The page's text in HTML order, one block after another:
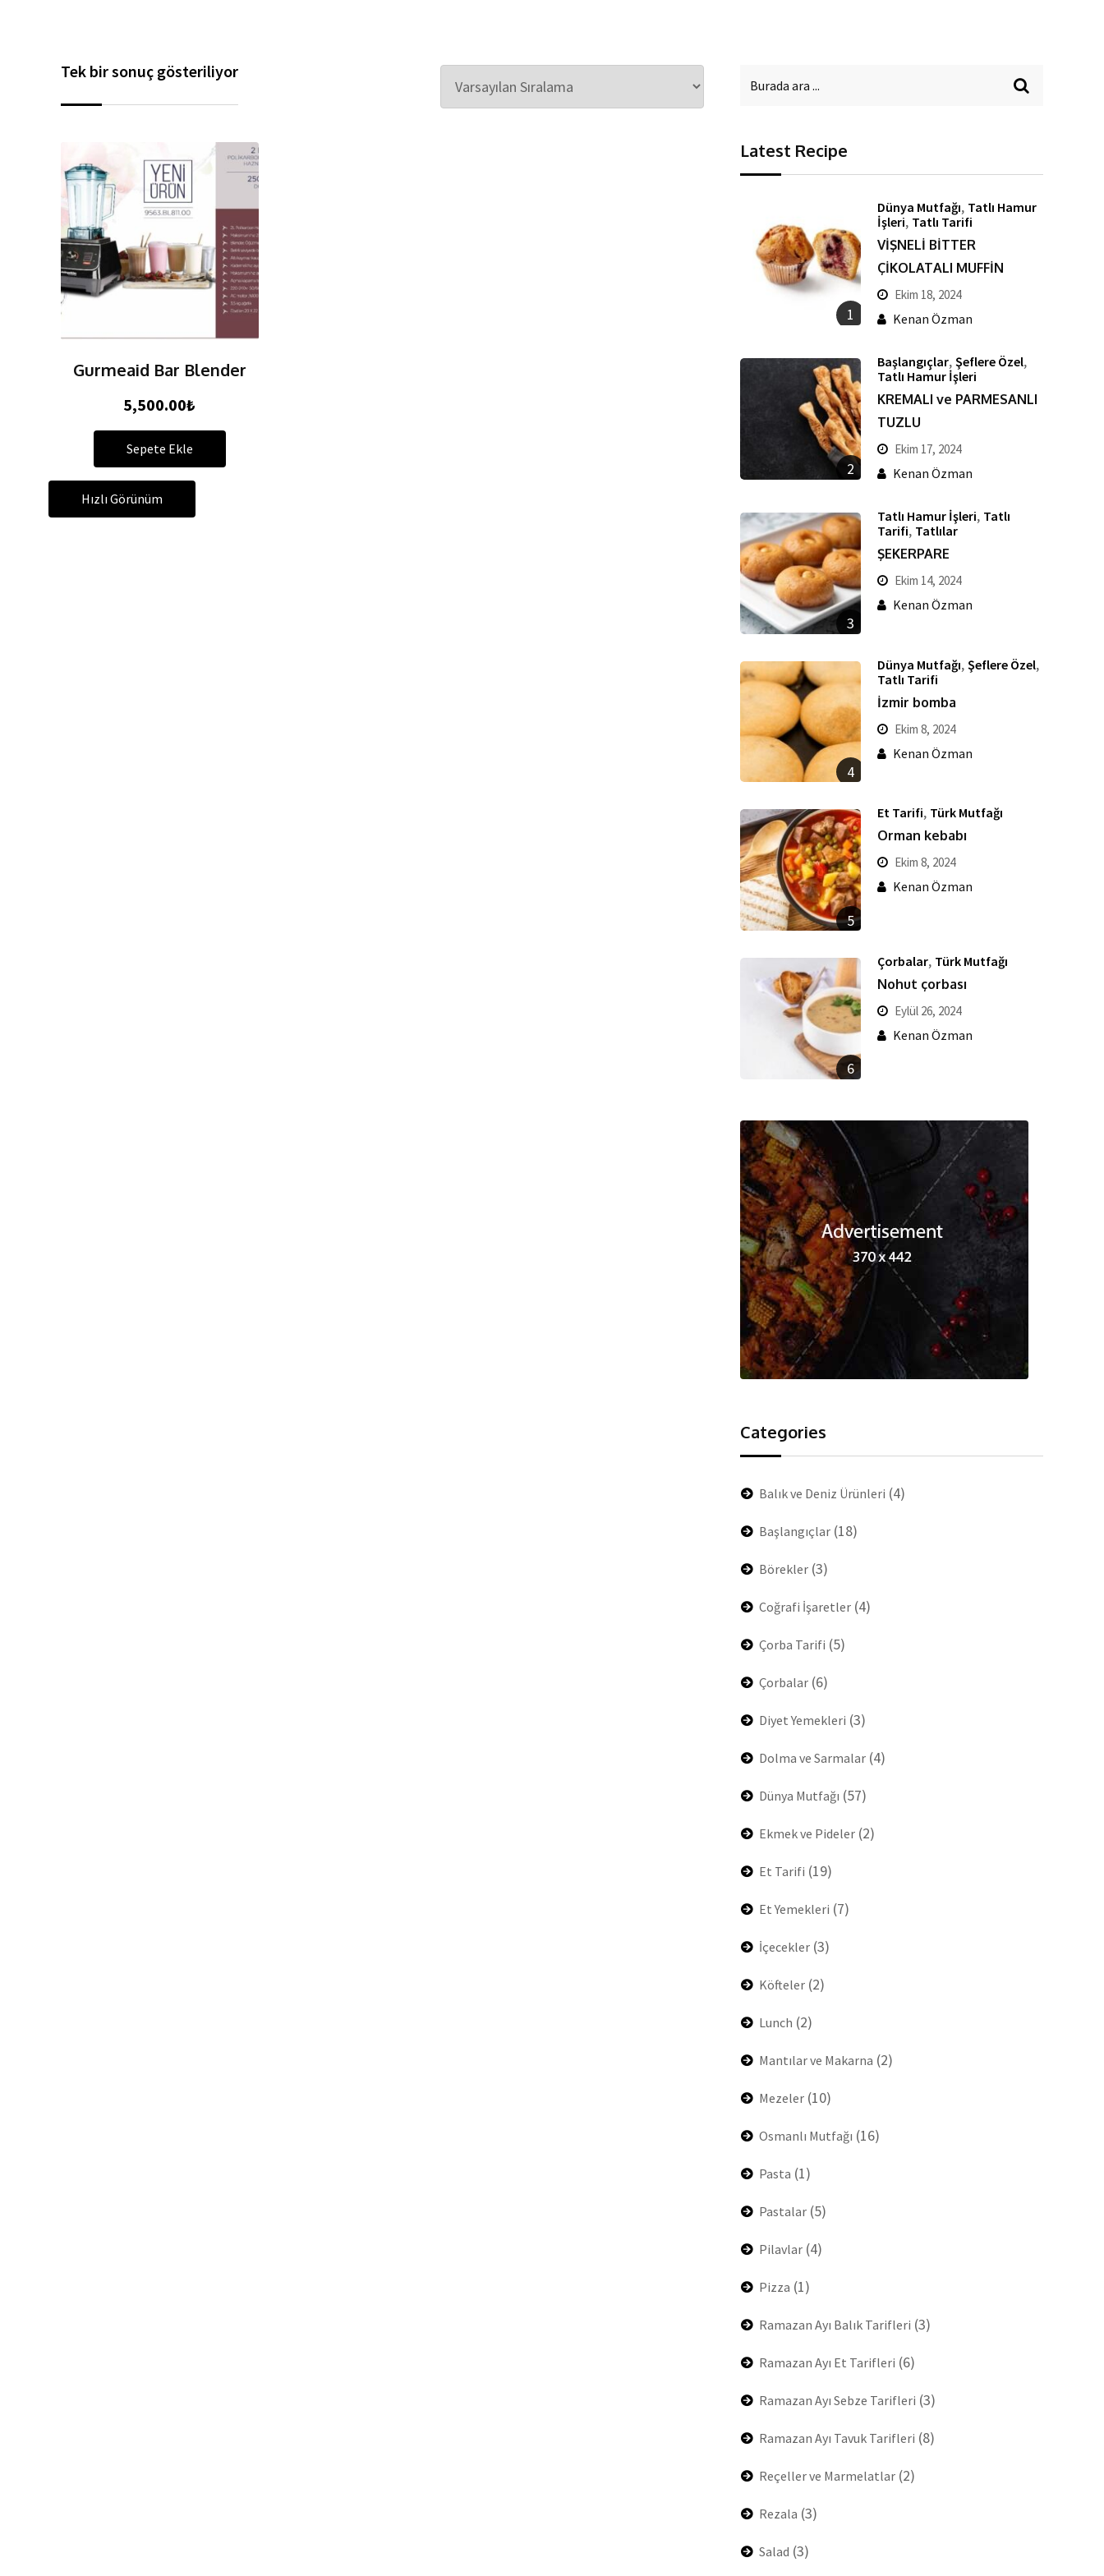
Tek bir sonuç gösteriliyor
Gurmeaid Bar Blender
5,500.00₺
Sepete Ekle
Hızlı Görünüm
Latest Recipe
1
Dünya Mutfağı, Tatlı Hamur
İşleri, Tatlı Tarifi
VİŞNELİ BİTTER
ÇİKOLATALI MUFFİN
Ekim 18, 2024
Kenan Özman
2
Başlangıçlar,Şeflere Özel,
Tatlı Hamur İşleri
KREMALI ve PARMESANLI
TUZLU
Ekim 17, 2024
Kenan Özman
3
Tatlı Hamur İşleri, Tatlı
Tarifi, Tatlılar
ŞEKERPARE
Ekim 14, 2024
Kenan Özman
4
Dünya Mutfağı,Şeflere Özel,
Tatlı Tarifi
İzmir bomba
Ekim 8, 2024
Kenan Özman
5
Et Tarifi, Türk Mutfağı
Orman kebabı
Ekim 8, 2024
Kenan Özman
6
Çorbalar, Türk Mutfağı
Nohut çorbası
Eylül 26, 2024
Kenan Özman
Categories
Balık ve Deniz Ürünleri (4)
Başlangıçlar(18)
Börekler(3)
Coğrafi İşaretler(4)
Çorba Tarifi (5)
Çorbalar(6)
Diyet Yemekleri (3)
Dolma ve Sarmalar(4)
Dünya Mutfağı (57)
Ekmek ve Pideler(2)
Et Tarifi (19)
Et Yemekleri (7)
İçecekler(3)
Köfteler(2)
Lunch (2)
Mantılar ve Makarna (2)
Mezeler(10)
Osmanlı Mutfağı (16)
Pasta (1)
Pastalar(5)
Pilavlar(4)
Pizza (1)
Ramazan Ayı Balık Tarifleri (3)
Ramazan Ayı Et Tarifleri (6)
Ramazan Ayı Sebze Tarifleri (3)
Ramazan Ayı Tavuk Tarifleri (8)
Reçeller ve Marmelatlar(2)
Rezala (3)
Salad (3)